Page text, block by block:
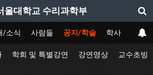
울대학교 수리과학부
/소식 사람들 공지/학술 학사
학회 및 특별강연 강연영상 교수초빙